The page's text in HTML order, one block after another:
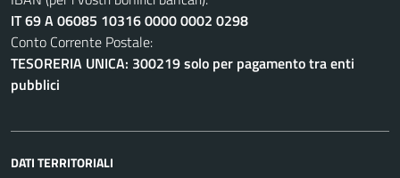
IT 69 A 06085 10316 0000 0002 0298
Conto Corrente Postale:
TESORERIA UNICA: 300219 solo per pagamento tra enti
pubblici
DATI TERRITORIALI